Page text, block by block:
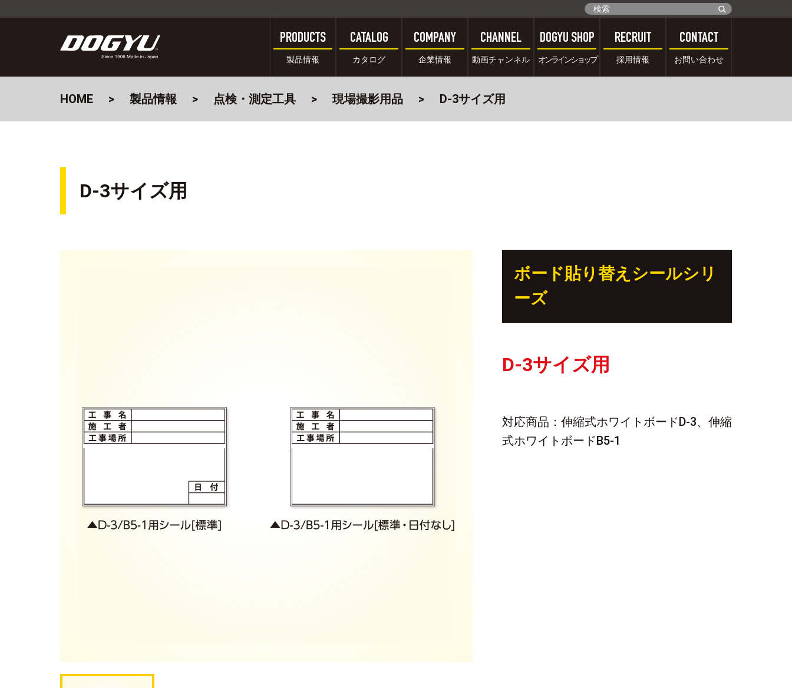
PRODUCTS
製品情報
CATALOG
カタログ
COMPANY
企業情報
CHANNEL
動画チャンネル
DOGYU SHOP
オンラインショップ
RECRUIT
採用情報
CONTACT
お問い合わせ
HOME 製品情報 点検・測定工具 現場撮影用品 D-3サイズ用
D-3サイズ用
ボード貼り替えシールシリ
ーズ
D-3サイズ用
対応商品：伸縮式ホワイトボードD-3、伸縮
式ホワイトボードB5-1